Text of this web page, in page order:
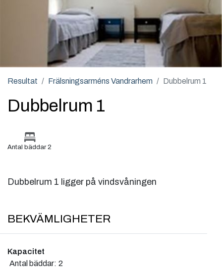
Resultat Frälsningsarméns Vandrarhem Dubbelrum 1
Dubbelrum 1
Antal bäddar 2
Dubbelrum 1 ligger på vindsvåningen
BEKVÄMLIGHETER
Kapacitet
Antal bäddar: 2